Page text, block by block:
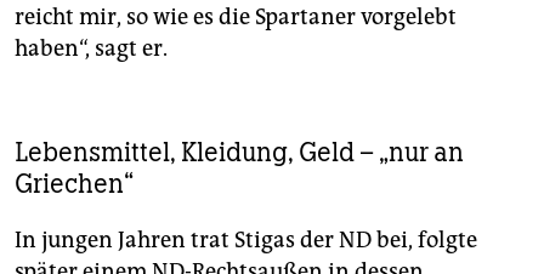
reicht mir, so wie es die Spartaner vorgelebt
haben“, sagt er.
Lebensmittel, Kleidung, Geld – „nur an
Griechen“
In jungen Jahren trat Stigas der ND bei, folgte